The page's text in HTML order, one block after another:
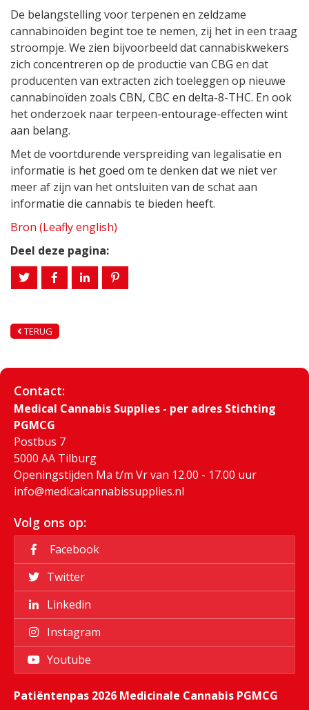
De belangstelling voor terpenen en zeldzame
cannabinoïden begint toe te nemen, zij het in een traag
stroompje. We zien bijvoorbeeld dat cannabiskwekers
zich concentreren op de productie van CBG en dat
producenten van extracten zich toeleggen op nieuwe
cannabinoïden zoals CBN, CBC en delta-8-THC. En ook
het onderzoek naar terpeen-entourage-effecten wint
aan belang.
Met de voortdurende verspreiding van legalisatie en
informatie is het goed om te denken dat we niet ver
meer af zijn van het ontsluiten van de schat aan
informatie die cannabis te bieden heeft.
Bron (Leafly english)
Deel deze pagina:
TERUG
Contact:
Medical Cannabis Supplies - per adres Stichting
PGMCG
Postbus 7
5000 AA Tilburg
Openingstijden Ma t/m Vr van 12.00 - 17.00 uur
info@medicalcannabissupplies.nl
Volg ons op:
Facebook
Twitter
Linkedin
Instagram
Youtube
Patiëntenpas 2026 Medicinale Cannabis PGMCG